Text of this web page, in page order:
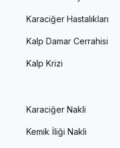
Karaciğer Hastalıkları
Kalp Damar Cerrahisi
Kalp Krizi
Karaciğer Nakli
Kemik İliği Nakli